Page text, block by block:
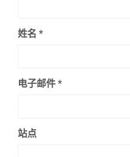
姓名 *
电子邮件 *
站点